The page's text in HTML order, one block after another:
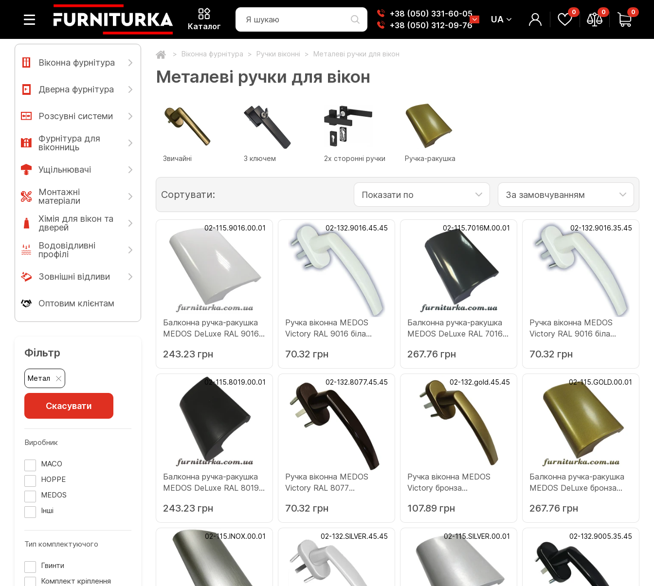
Каталог
+38 (050) 331-60-05
+38 (050) 312-09-76
UA
0 0 0
Віконна фурнітура
Дверна фурнітура
Розсувні системи
Фурнітура для
віконниць
Ущільнювачі
Монтажні
матеріали
Хімія для вікон та
дверей
Водовідливні
профілі
Зовнішні відливи
Оптовим клієнтам
Фільтр
Метал
Скасувати
Виробник
MACO
HOPPE
MEDOS
Інші
Тип комплектуючого
Гвинти
Комплект кріплення
Віконна фурнітура Ручки віконні Металеві ручки для вікон
Металеві ручки для вікон
Звичайні З ключем 2х сторонні ручки Ручка-ракушка
Сортувати: Показати по За замовчуванням
02-115.9016.00.01
Балконна ручка-ракушка
MEDOS DeLuxe RAL 9016
243.23 грн
02-132.9016.45.45
Ручка віконна MEDOS
Victory RAL 9016 біла
70.32 грн
02-115.7016M.00.01
Балконна ручка-ракушка
MEDOS DeLuxe RAL 7016M
(115.7016M.00.01)
267.76 грн
02-132.9016.35.45
Ручка віконна MEDOS
Victory RAL 9016 біла
70.32 грн
02-115.8019.00.01
Балконна ручка-ракушка
MEDOS DeLuxe RAL 8019
243.23 грн
02-132.8077.45.45
Ручка віконна MEDOS
Victory RAL 8077
(132.8077.45.45)
70.32 грн
02-132.gold.45.45
Ручка віконна MEDOS
Victory бронза
107.89 грн
02-115.GOLD.00.01
Балконна ручка-ракушка
MEDOS DeLuxe бронза
267.76 грн
02-115.INOX.00.01 02-132.SILVER.45.45 02-115.SILVER.00.01 02-132.9005.35.45